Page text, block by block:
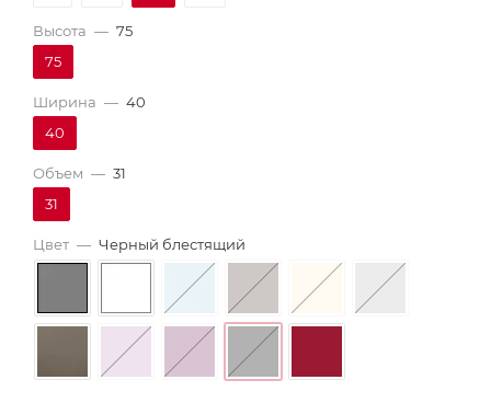
Высота — 75
75
Ширина — 40
40
Объем — 31
31
Цвет — Черный блестящий